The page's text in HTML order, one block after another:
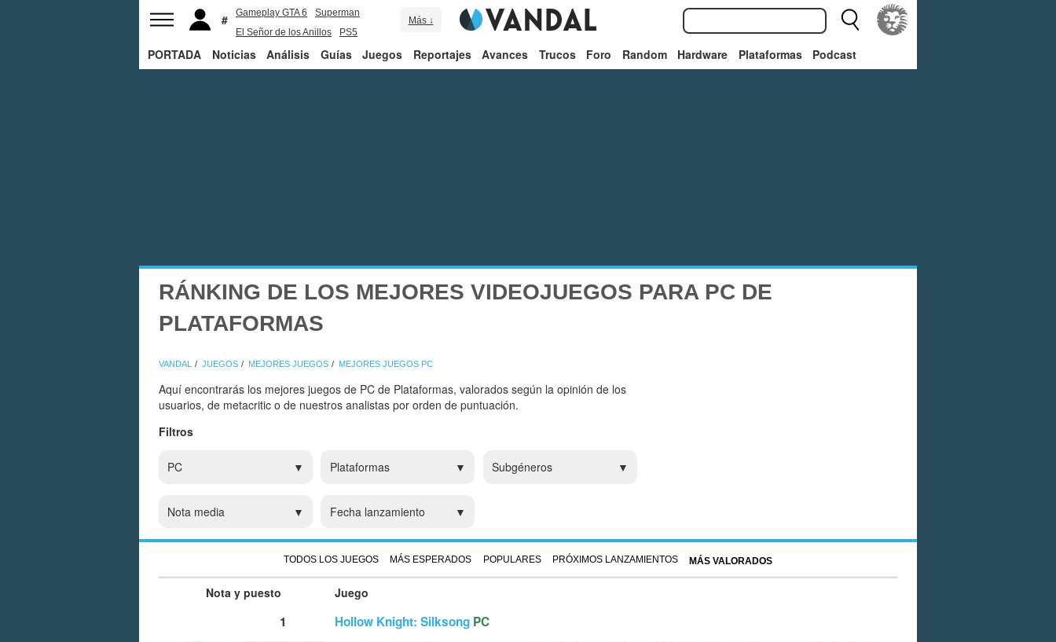
Gameplay GTA 6
Superman
El Señor de los Anillos
PS5
Más ↓
PORTADA Noticias Análisis Guías Juegos Reportajes Avances Trucos Foro Random Hardware Plataformas Podcast
RÁNKING DE LOS MEJORES VIDEOJUEGOS PARA PC DE
PLATAFORMAS
VANDAL JUEGOS MEJORES JUEGOS MEJORES JUEGOS PC
Aquí encontrarás los mejores juegos de PC de Plataformas, valorados según la opinión de los
usuarios, de metacritic o de nuestros analistas por orden de puntuación.
Filtros
PC Plataformas Subgéneros
Nota media Fecha lanzamiento
TODOS LOS JUEGOS MÁS ESPERADOS POPULARES PRÓXIMOS LANZAMIENTOS MÁS VALORADOS
Nota y puesto Juego
1 Hollow Knight: Silksong PC